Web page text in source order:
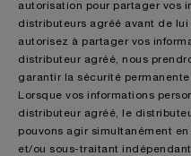
autorisation pour partager vos
distributeurs agréé avant de
autorisez à partager vos
distributeur agréé, nous
garantir la sécurité
Lorsque vos informations
distributeur agréé, le
pouvons agir simultanément
et/ou sous-traitant